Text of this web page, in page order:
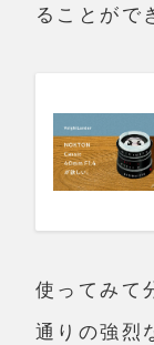
ることがで
使ってみて
通りの強烈